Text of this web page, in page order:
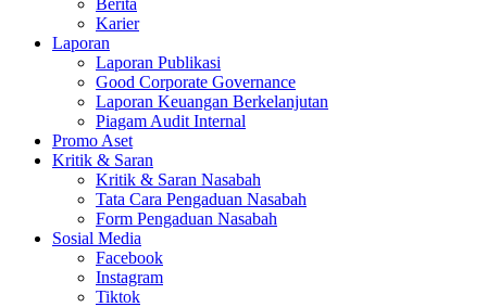
Berita
Karier
Laporan
Laporan Publikasi
Good Corporate Governance
Laporan Keuangan Berkelanjutan
Piagam Audit Internal
Promo Aset
Kritik & Saran
Kritik & Saran Nasabah
Tata Cara Pengaduan Nasabah
Form Pengaduan Nasabah
Sosial Media
Facebook
Instagram
Tiktok